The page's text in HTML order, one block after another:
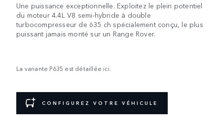
Une puissance exceptionnelle. Exploitez le plein potentiel
du moteur 4.4L V8 semi-hybride à double
turbocompresseur de 635 ch spécialement conçu, le plus
puissant jamais monté sur un Range Rover.
La variante P635 est détaillée ici.
CONFIGUREZ VOTRE VÉHICULE